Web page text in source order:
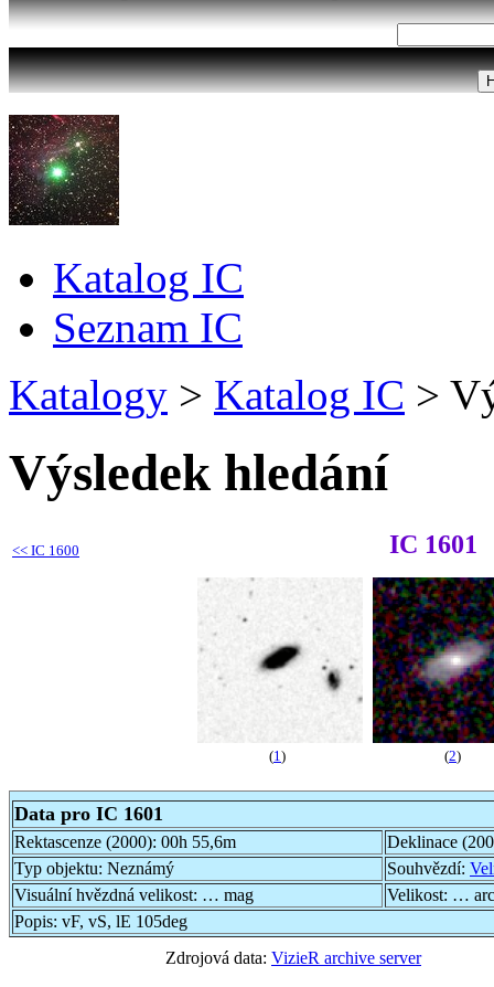
Katalog IC
Seznam IC
Katalogy > Katalog IC >
Výsledek hledání
<< IC 1600 IC 1601
(1 ) (2)
Data pro IC 1601
Rektascenze (2000): 00h 55,6m
Deklinace
Typ objektu: Neznámý Souhvězdí:
Visuální hvězdná velikost: … mag Velikost: …
Popis: vF, vS, lE 105deg
Zdrojová data: VizieR archive server